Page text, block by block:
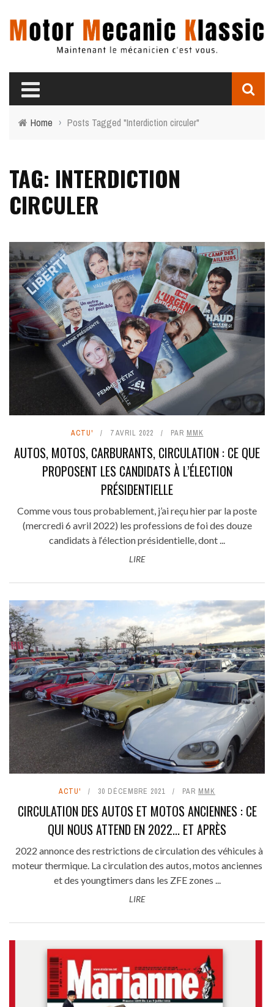
Home › Posts Tagged "Interdiction circuler"
TAG: INTERDICTION
CIRCULER
ACTU' 7 AVRIL 2022 PAR MMK
AUTOS, MOTOS, CARBURANTS, CIRCULATION : CE QUE
PROPOSENT LES CANDIDATS À L’ÉLECTION
PRÉSIDENTIELLE
Comme vous tous probablement, j’ai reçu hier par la poste
(mercredi 6 avril 2022) les professions de foi des douze
candidats à l‘élection présidentielle, dont ...
LIRE
ACTU' 30 DÉCEMBRE 2021 PAR MMK
CIRCULATION DES AUTOS ET MOTOS ANCIENNES : CE
QUI NOUS ATTEND EN 2022... ET APRÈS
2022 annonce des restrictions de circulation des véhicules à
moteur thermique. La circulation des autos, motos anciennes
et des youngtimers dans les ZFE zones ...
LIRE